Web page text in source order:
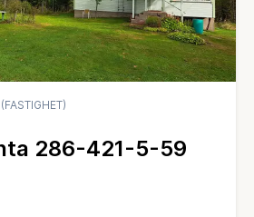
286-421-5-59